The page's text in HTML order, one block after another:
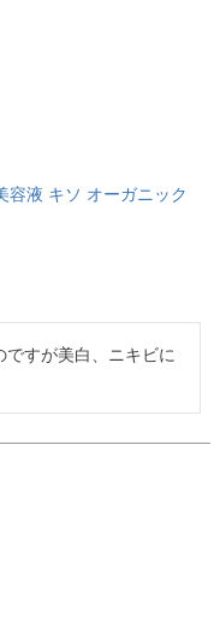
容液 キソ オーガニック
すが美白、ニキビに